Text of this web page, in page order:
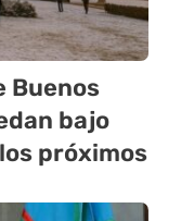
Buenos
bajo
próximos